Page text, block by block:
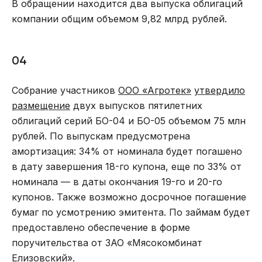
В обращении находится два выпуска облигаций
компании общим объемом 9,82 млрд рублей.
04
Собрание участников ООО «Агротек» утвердило
размещение двух выпусков пятилетних
облигаций серий БО-04 и БО-05 объемом 75 млн
рублей. По выпускам предусмотрена
амортизация: 34% от номинала будет погашено
в дату завершения 18-го купона, еще по 33% от
номинала — в даты окончания 19-го и 20-го
купонов. Также возможно досрочное погашение
бумаг по усмотрению эмитента. По займам будет
предоставлено обеспечение в форме
поручительства от ЗАО «Мясокомбинат
Елизовский».